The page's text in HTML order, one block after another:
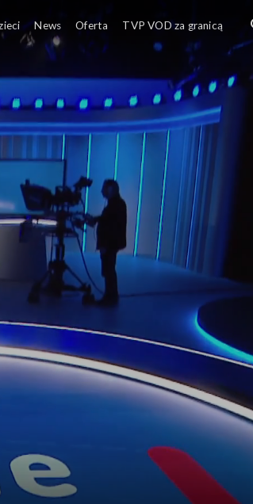
News Oferta TVP VOD za granicą